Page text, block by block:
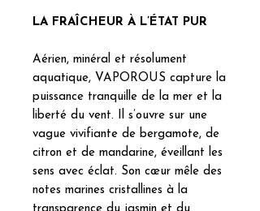
LA FRAÎCHEUR À L’ÉTAT PUR
Aérien, minéral et résolument
aquatique, VAPOROUS capture la
puissance tranquille de la mer et la
liberté du vent. Il s’ouvre sur une
vague vivifiante de bergamote, de
citron et de mandarine, éveillant les
sens avec éclat. Son cœur mêle des
notes marines cristallines à la